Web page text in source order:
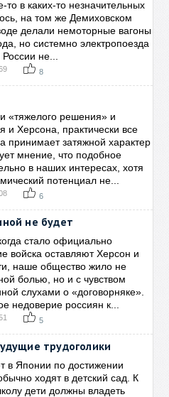
то в каких-то незначительных
на том же Демиховском
делали немоторные вагоны
но системно электропоезда
не...
8
«тяжелого решения» и
и Херсона, практически все
принимает затяжной характер
мнение, что подобное
в наших интересах, хотя
потенциал не...
6
не будет
стало официально
войска оставляют Херсон и
наше общество жило не
болью, но и с чувством
слухами о «договорняке».
недоверие россиян к...
5
трудоголики
в Японии по достижении
ходят в детский сад. К
дети должны владеть